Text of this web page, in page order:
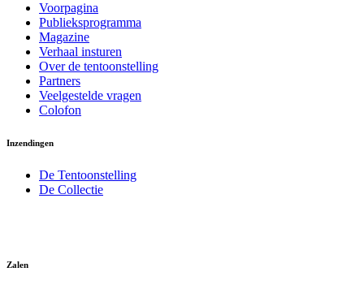
Voorpagina
Publieksprogramma
Magazine
Verhaal insturen
Over de tentoonstelling
Partners
Veelgestelde vragen
Colofon
Inzendingen
De Tentoonstelling
De Collectie
Zalen